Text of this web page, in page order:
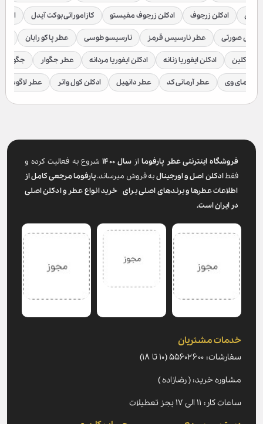
ادکلن زرجوف ادکلن زرجوف مفیستو کازاموراتی بوکت آیدل
صورتی عطر نارسیس قرمز نارسیسو طوسی عطر پاکو رابان
کلین ادکلن ایفوریا زنانه ادکلن ایفوریا مردانه عطر جگوار جگوار
عطر مای وی عطر آرمانی کد عطر دانهیل ادکلن کول واتر عطر لاگوست
فروشگاه اینترنتی عطر پارفوما از سال ۱۴۰۰
شروع به فعالیت کرده و
فقطادکلن اصل و اورجینالبه فروش میرساند.پارفومامرجعی کامل از
اطلاعات عطرها و برندهای اصلی برای خرید انواع عطر و ادکلن اصلی
در ایران است.
خدمات مشتریان
سفارشات: ۵۵۶۰۲۶۰۰ (۱۰ تا ۱۸)
مشاوره خرید: ( رضازاده )
ساعات کار: ۱۱ الی ۱۷ بجز تعطیلات